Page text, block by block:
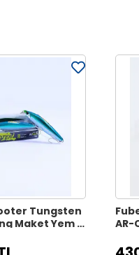
Tungsten
Maket Yem 8
AR-